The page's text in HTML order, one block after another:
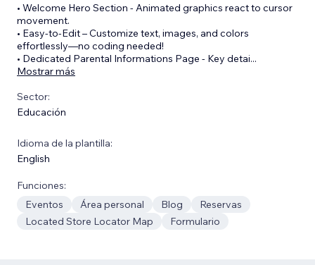
• Welcome Hero Section - Animated graphics react to cursor
movement.
• Easy-to-Edit – Customize text, images, and colors
effortlessly—no coding needed!
• Dedicated Parental Informations Page - Key detai...
Mostrar más
Sector:
Educación
Idioma de la plantilla:
English
Funciones:
Eventos
Área personal Blog
Reservas
Located Store Locator Map
Formulario